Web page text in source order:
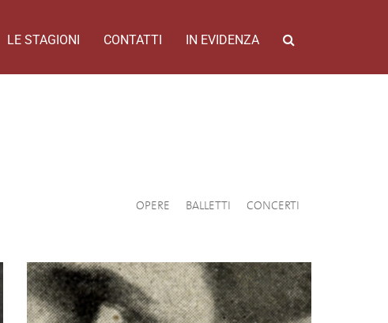
LE STAGIONI CONTATTI IN EVIDENZA
OPERE BALLETTI CONCERTI